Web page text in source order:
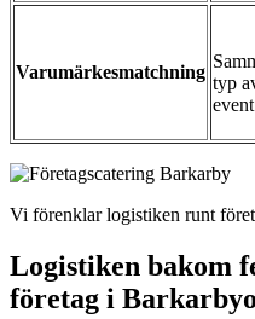
Varumärkesmatchning
typ
Vi förenklar logistiken runt
Logistiken bakom
företag i